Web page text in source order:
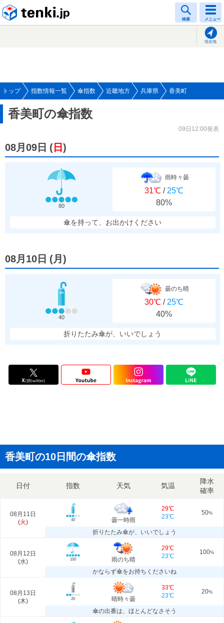
検索 メニュー
現在地
トップ 指数情報一覧 傘指数 近畿地方 兵庫県 香美町
香美町の傘指数
09日12:00発表
08月09日 ( 日 )
80
雨時々曇
31℃ / 25℃
80%
傘を持って、お出かけください
08月10日 (月 )
40
曇のち晴
30℃ / 25℃
40%
折りたたみ傘が、いいでしょう
香美町の10日間の傘指数
日付 指数 天気 気温
降水
確率
08月11日
(火) 40 曇一時雨
29℃
23℃
50%
折りたたみ傘が、いいでしょう
08月12日
(水) 100 雨のち晴
29℃
23℃
100%
かならず傘をお持ちくださいね
08月13日
(木) 20 晴時々曇
33℃
23℃
20%
傘の出番は、ほとんどなさそう